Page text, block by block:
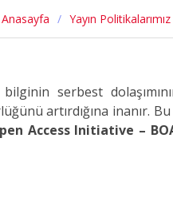
Anasayfa Yayın Politikalarımız
serbest
artırdığına inanır.
Access Initiative –